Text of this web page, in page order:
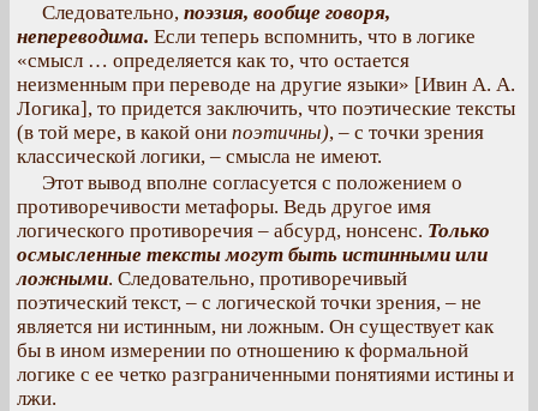
Следовательно, поэзия, вообще говоря,
непереводима. Если теперь вспомнить, что в логике
«смысл … определяется как то, что остается
неизменным при переводе на другие языки» [Ивин А. А.
Логика], то придется заключить, что поэтические тексты
(в той мере, в какой они поэтичны), – с точки зрения
классической логики, – смысла не имеют.
Этот вывод вполне согласуется с положением о
противоречивости метафоры. Ведь другое имя
логического противоречия – абсурд, нонсенс. Только
осмысленные тексты могут быть истинными или
ложными. Следовательно, противоречивый
поэтический текст, – с логической точки зрения, – не
является ни истинным, ни ложным. Он существует как
бы в ином измерении по отношению к формальной
логике с ее четко разграниченными понятиями истины и
лжи.